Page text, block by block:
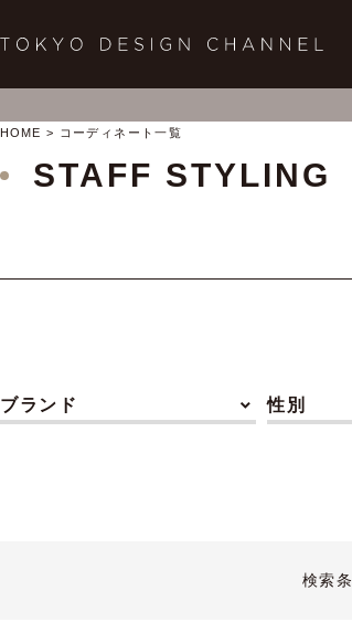
HOME コーディネート一覧
STAFF STYLING
ブランド 性別
検索